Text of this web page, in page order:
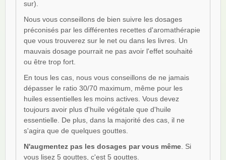
sur).
Nous vous conseillons de bien suivre les dosages
préconisés par les différentes recettes d'aromathérapie
que vous trouverez sur le net ou dans les livres. Un
mauvais dosage pourrait ne pas avoir l'effet souhaité
ou être trop fort.
En tous les cas, nous vous conseillons de ne jamais
dépasser le ratio 30/70 maximum, même pour les
huiles essentielles les moins actives. Vous devez
toujours avoir plus d'huile végétale que d'huile
essentielle. De plus, dans la majorité des cas, il ne
s'agira que de quelques gouttes.
N'augmentez pas les dosages par vous même . Si
vous lisez 5 gouttes, c'est 5 gouttes.